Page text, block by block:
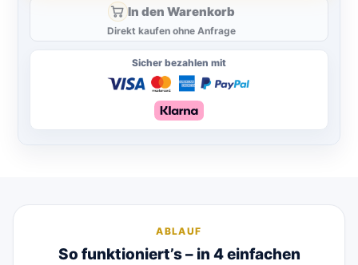
In den Warenkorb
Direkt kaufen ohne Anfrage
Sicher bezahlen mit
ABLAUF
So funktioniert’s – in 4 einfachen